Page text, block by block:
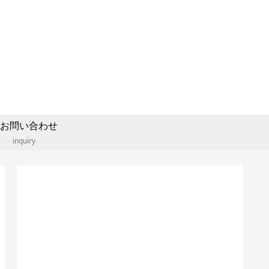
お問い合わせ
inquiry